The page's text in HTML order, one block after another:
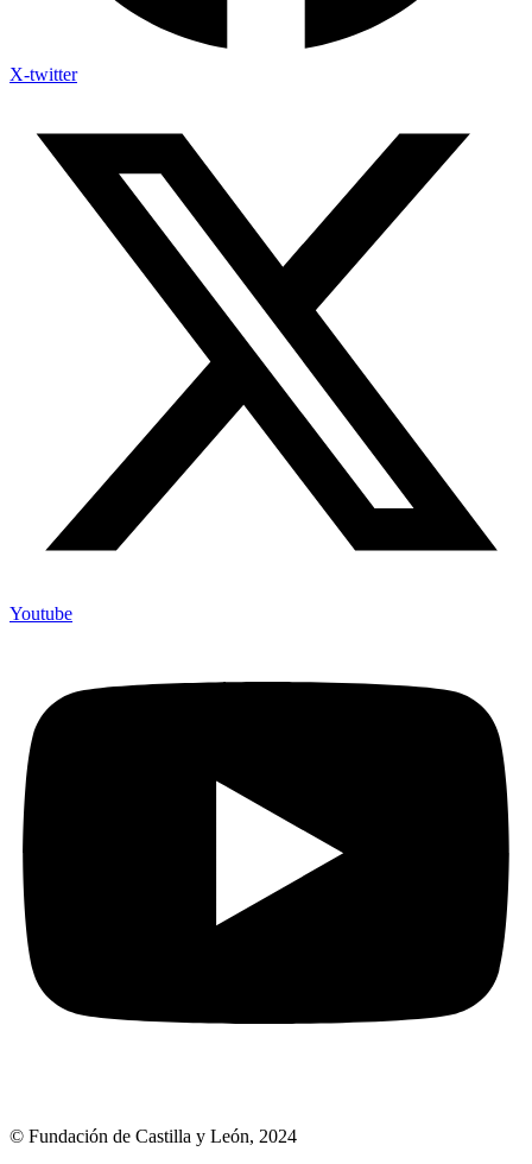
X-twitter
Youtube
© Fundación de Castilla y León, 2024